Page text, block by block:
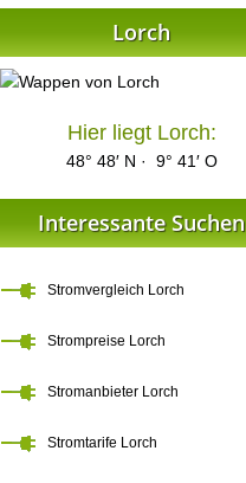
Lorch
Hier liegt Lorch:
48° 48′ N · 9° 41′ O
Interessante Suchen
Stromvergleich Lorch
Strompreise Lorch
Stromanbieter Lorch
Stromtarife Lorch